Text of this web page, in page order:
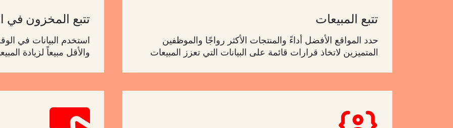
تتبع المبيعات
حدد المواقع الأفضل أداءً والمنتجات الأكثر رواجًا والموظفين
المتميزين لاتخاذ قرارات قائمة على البيانات التي تعزز المبيعات
تتبع المخزون في
استخدم البيانات في
والأقل مبيعاً لزيادة